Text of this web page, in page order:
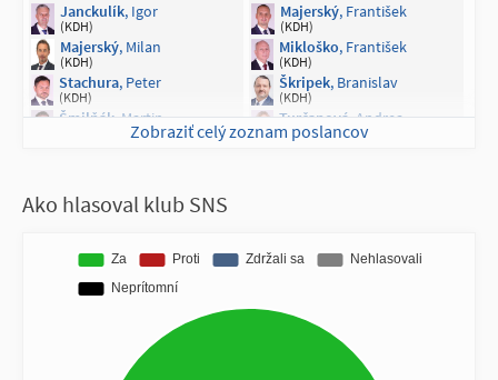
Janckulík, Igor
(KDH)
Majerský, František
(KDH)
Majerský, Milan
(KDH)
Mikloško, František
(KDH)
Stachura, Peter
(KDH)
Škripek, Branislav
(KDH)
Šmilňák, Martin Turčanová, Andrea
(KDH)
Hajko, Jozef
Zobraziť celý zoznam poslancov
Ako hlasoval klub SNS